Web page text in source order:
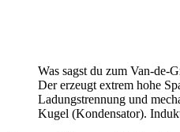
Was sagst du zum Van-de-
Der erzeugt extrem hohe
Ladungstrennung und
Kugel (Kondensator).